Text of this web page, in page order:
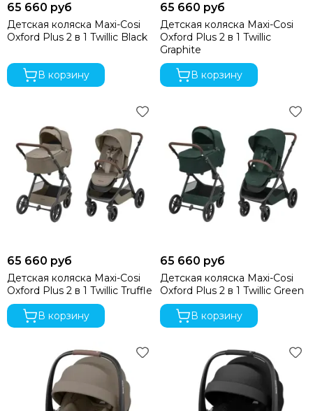
Lollycottons
Maier
Maxi-Cosi
Medela
Mima
Momcozy
Mombella
Moon
Mr Sandman
Nuna
Offspring
Organic Factory
Peg Perego
Pigeon
65 660 руб
Детская коляска Maxi-Cosi
Oxford Plus 2 в 1 Twillic Black
В корзину
65 660 руб
Детская коляска Maxi-Cosi
Oxford Plus 2 в 1 Twillic
Graphite
В корзину
65 660 руб
Детская коляска Maxi-Cosi
Oxford Plus 2 в 1 Twillic Truffle
В корзину
65 660 руб
Детская коляска Maxi-Cosi
Oxford Plus 2 в 1 Twillic Green
В корзину